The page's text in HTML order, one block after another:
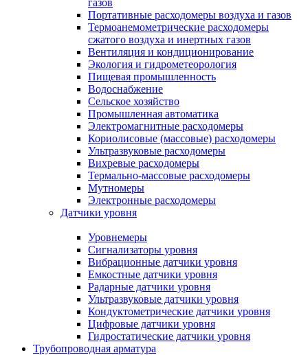
газов
Портативные расходомеры воздуха и газов
Термоанемометрические расходомеры
сжатого воздуха и инертных газов
Вентиляция и кондиционирование
Экология и гидрометеорология
Пищевая промышленность
Водоснабжение
Сельское хозяйство
Промышленная автоматика
Электромагнитные расходомеры
Кориолисовые (массовые) расходомеры
Ультразвуковые расходомеры
Вихревые расходомеры
Термально-массовые расходомеры
Мутномеры
Электронные расходомеры
Датчики уровня
Уровнемеры
Сигнализаторы уровня
Вибрационные датчики уровня
Емкостные датчики уровня
Радарные датчики уровня
Ультразвуковые датчики уровня
Кондуктометрические датчики уровня
Цифровые датчики уровня
Гидростатические датчики уровня
Трубопроводная арматура